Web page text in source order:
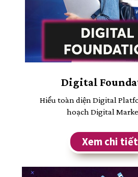
Xem chi tiết
Digital
Hiểu toàn diện Digital
hoạch Digital